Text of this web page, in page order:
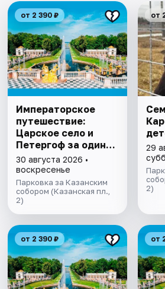
от 2 390 ₽
Императорское
путешествие:
Царское село и
Петергоф за один
день
30 августа 2026 •
воскресенье
Парковка за Казанским
собором (Казанская пл.,
2)
от
29
2)
от 2 390 ₽ от